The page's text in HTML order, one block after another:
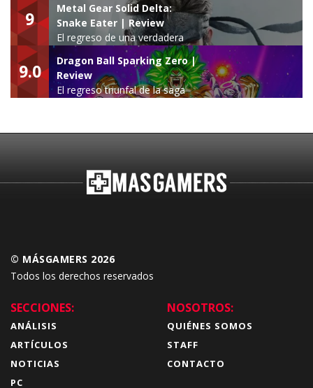
9
Metal Gear Solid Delta:
Snake Eater | Review
El regreso de una verdadera
leyenda
9.0
Dragon Ball Sparking Zero |
Review
El regreso triunfal de la saga
© MÁSGAMERS 2026
Todos los derechos reservados
SECCIONES:
ANÁLISIS
ARTÍCULOS
NOTICIAS
PC
NOSOTROS:
QUIÉNES SOMOS
STAFF
CONTACTO